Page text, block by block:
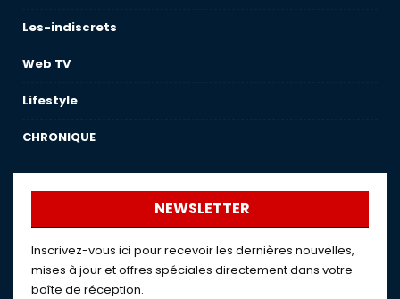
Les-indiscrets
Web TV
Lifestyle
CHRONIQUE
NEWSLETTER
Inscrivez-vous ici pour recevoir les dernières nouvelles,
mises à jour et offres spéciales directement dans votre
boîte de réception.